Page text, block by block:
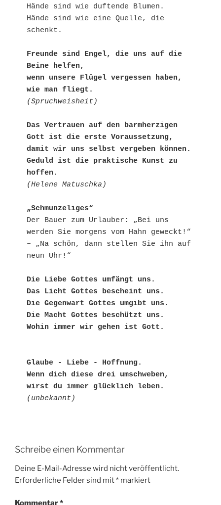
Hände sind wie duftende Blumen.
Hände sind wie eine Quelle, die
schenkt.
Freunde sind Engel, die uns auf die
Beine helfen,
wenn unsere Flügel vergessen haben,
wie man fliegt.
(Spruchweisheit)
Das Vertrauen auf den barmherzigen
Gott ist die erste Voraussetzung,
damit wir uns selbst vergeben können.
Geduld ist die praktische Kunst zu
hoffen.
(Helene Matuschka)
„Schmunzeliges“
Der Bauer zum Urlauber: „Bei uns
werden Sie morgens vom Hahn geweckt!“
– „Na schön, dann stellen Sie ihn auf
neun Uhr!“
Die Liebe Gottes umfängt uns.
Das Licht Gottes bescheint uns.
Die Gegenwart Gottes umgibt uns.
Die Macht Gottes beschützt uns.
Wohin immer wir gehen ist Gott.
Glaube - Liebe - Hoffnung.
Wenn dich diese drei umschweben,
wirst du immer glücklich leben.
(unbekannt)
Schreibe einen Kommentar
Deine E-Mail-Adresse wird nicht veröffentlicht.
Erforderliche Felder sind mit* markiert